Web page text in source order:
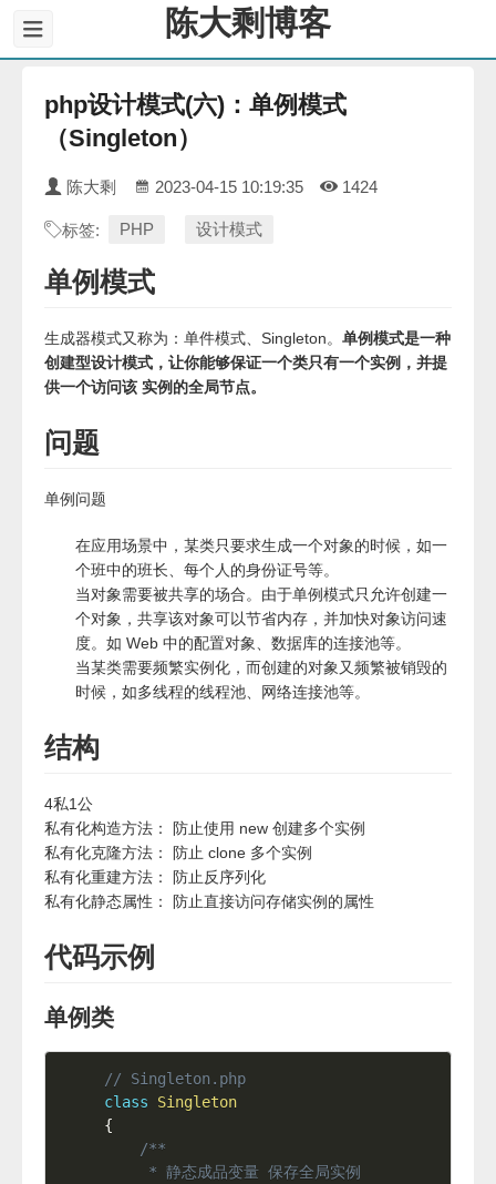
陈大剩博客
php设计模式(六)：单例模式
（Singleton）
陈大剩 2023-04-15 10:19:35 1424
标签: PHP 设计模式
单例模式
生成器模式又称为：单件模式、Singleton。 单例模式是一种
创建型设计模式，让你能够保证一个类只有一个实例，并提
供一个访问该 实例的全局节点。
问题
单例问题
在应用场景中，某类只要求生成一个对象的时候，如一
个班中的班长、每个人的身份证号等。
当对象需要被共享的场合。由于单例模式只允许创建一
个对象，共享该对象可以节省内存，并加快对象访问速
度。如 Web 中的配置对象、数据库的连接池等。
当某类需要频繁实例化，而创建的对象又频繁被销毁的
时候，如多线程的线程池、网络连接池等。
结构
4私1公
私有化构造方法： 防止使用 new 创建多个实例
私有化克隆方法： 防止 clone 多个实例
私有化重建方法： 防止反序列化
私有化静态属性： 防止直接访问存储实例的属性
代码示例
单例类
// Singleton.php
class
Singleton
{
/**